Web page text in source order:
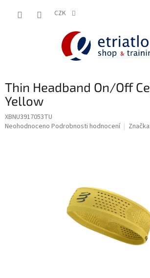
CZK
Thin Headband On/Off
Yellow
XBNU3917053TU
Průměrné
Neohodnoceno Podrobnosti hodnocení Značka:
shop.etriatlon.cz - Chat